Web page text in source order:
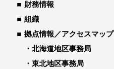
財務情報
組織
拠点情報／アクセスマップ
北海道地区事務局
東北地区事務局